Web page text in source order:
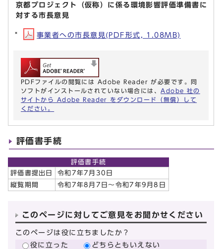
京都プロジェクト（仮称）に係る環境影響評価準備書に
対する市長意見
事業者への市長意見(PDF形式, 1.08MB)
PDFファイルの閲覧には Adobe Reader が必要です。同
ソフトがインストールされていない場合には、 Adobe 社の
サイトから Adobe Reader をダウンロード（無償）して
ください。
評価書手続
評価書手続
評価書提出日
令和7年7月30日
縦覧期間
令和7年8月7日～令和7年9月8日
このページに対してご意見をお聞かせください
このページは役に立ちましたか？
役に立った
どちらともいえない